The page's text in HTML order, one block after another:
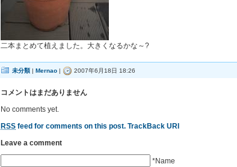
二本まとめて植えました。大きくなるかな～?
未分類 | Mernao | 2007年6月18日 18:26
コメントはまだありません
No comments yet.
RSS feed for comments on this post. TrackBack URI
Leave a comment
*Name